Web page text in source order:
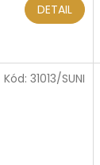
DETAIL
Kód: 31013/SUNI